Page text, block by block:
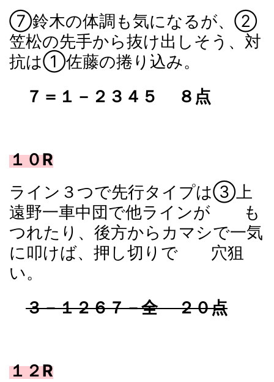
⑦鈴木の体調も気になるが、②
笠松の先手から抜け出しそう、対
抗は①佐藤の捲り込み。
７＝１－２３４５ ８点
１０R
ライン３つで先行タイプは③上
遠野一車中団で他ラインが も
つれたり、後方からカマシで一気
に叩けば、押し切りで 穴狙
い。
３－１２６７－全 ２０点
１２R